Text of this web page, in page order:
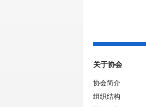
关于协会
协会简介
组织结构